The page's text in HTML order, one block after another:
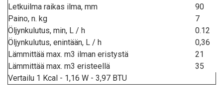
Letkuilma raikas ilma, mm
90
Paino, n. kg
7
Öljynkulutus, min, L / h
0.12
Öljynkulutus, enintään, L / h
0,36
Lämmittää max. m3 ilman eristystä
21
Lämmittää max. m3 eristeellä
35
Vertailu 1 Kcal - 1,16 W - 3,97 BTU